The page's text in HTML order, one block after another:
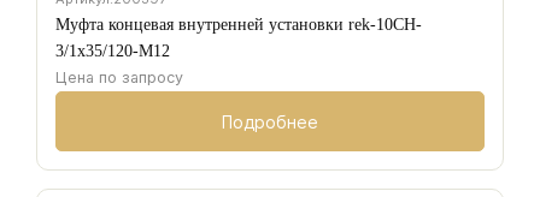
Муфта концевая внутренней установки rek-10CH-
3/1х35/120-M12
Цена по запросу
Подробнее